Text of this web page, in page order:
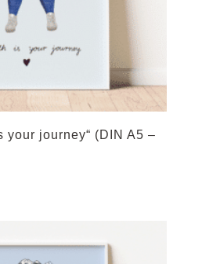
your journey“ (DIN A5 –